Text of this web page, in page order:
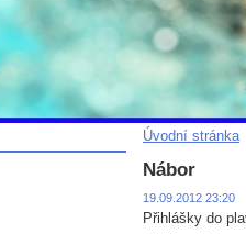
Úvodní stránka
Nábor
19.09.2012 23:20
Přihlášky do